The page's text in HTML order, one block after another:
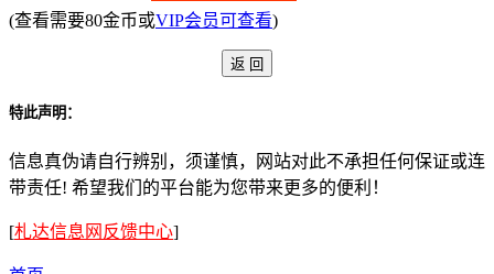
(查看需要80金币或VIP会员可查看)
特此声明：
信息真伪请自行辨别，须谨慎，网站对此不承担任何保证或连
带责任! 希望我们的平台能为您带来更多的便利！
[札达信息网反馈中心]